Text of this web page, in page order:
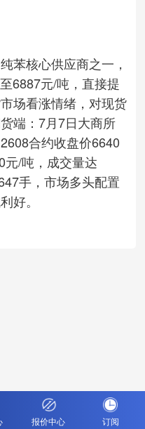
苯核心供应商之一，
6887元/吨，直接提
场看涨情绪，对现货
端：7月7日大商所
合约收盘价6640
元/吨，成交量达
手，市场多头配置
好。
报价中心 订阅